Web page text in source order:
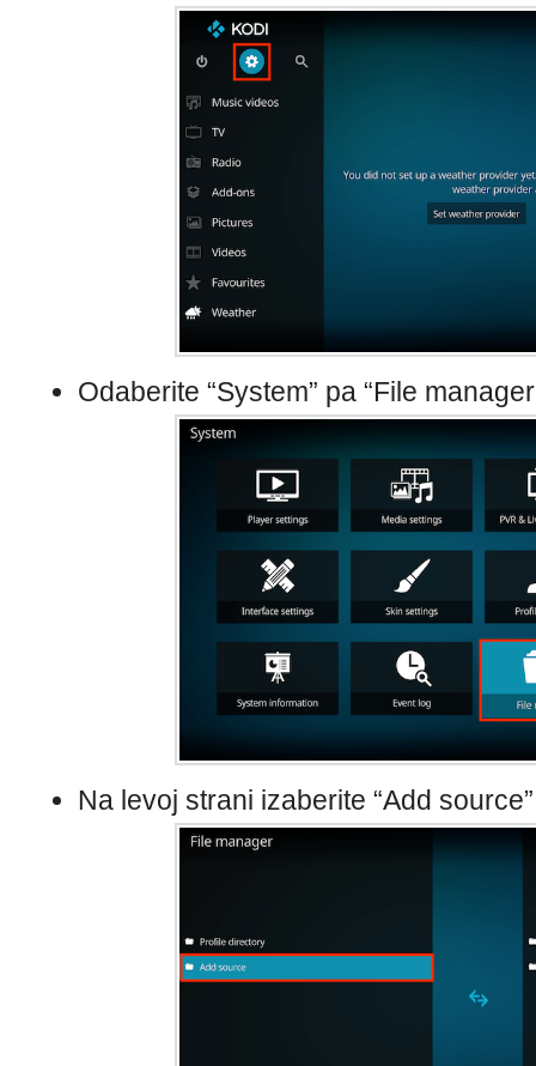
Odaberite “System” pa “File
Na levoj strani izaberite “Add source”